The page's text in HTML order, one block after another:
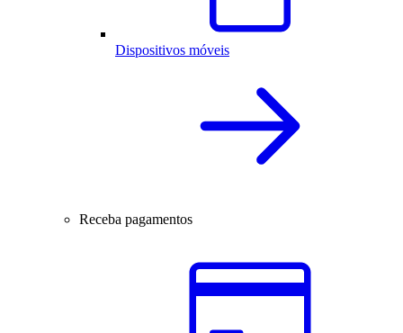
Dispositivos móveis
Receba pagamentos